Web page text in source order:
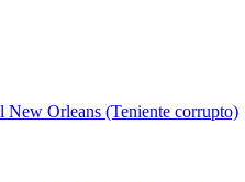
Orleans (Teniente corrupto)